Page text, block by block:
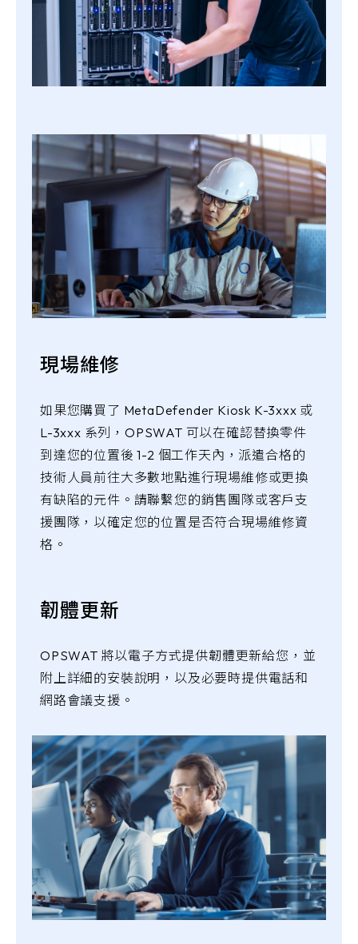
現場維修
如果您購買了 MetaDefender Kiosk K-3xxx 或
L-3xxx 系列，OPSWAT 可以在確認替換零件
到達您的位置後 1-2 個工作天內，派遣合格的
技術人員前往大多數地點進行現場維修或更換
有缺陷的元件。請聯繫您的銷售團隊或客戶支
援團隊，以確定您的位置是否符合現場維修資
格。
韌體更新
OPSWAT 將以電子方式提供韌體更新給您，並
附上詳細的安裝說明，以及必要時提供電話和
網路會議支援。